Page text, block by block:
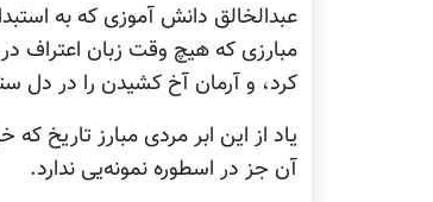
عبدالخالق دانش آموزی که به
مبارزی که هیچ وقت زبان اعتراف
کرد، و آرمان آخ کشیدن را در دل
یاد از این ابر مردی مبارز تاریخ
آن جز در اسطوره نمونه‌یی ندارد.